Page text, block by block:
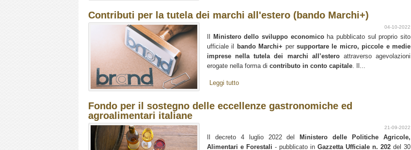
Contributi per la tutela dei marchi all'estero (bando Marchi+)
04-10-2022
Ministero dello sviluppo economicoha pubblicato sul proprio sito
ufficiale il
bando Marchi+ persupportare le micro, piccole e medie
imprese nella tutela dei marchi all’esteroattraverso agevolazioni
erogate nella forma di contributo in conto capitale. Il...
Leggi tutto
Fondo per il sostegno delle eccellenze gastronomiche ed
agroalimentari italiane
21-09-2022
Il decreto 4 luglio 2022 del
Ministero delle Politiche Agricole,
Alimentari e Forestali - pubblicato in Gazzetta Ufficiale n. 202 del 30